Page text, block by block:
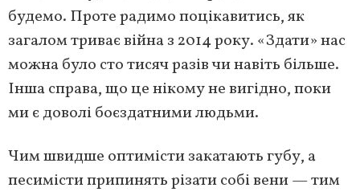
будемо. Проте радимо поцікавитись, як
загалом триває війна з 2014 року. «Здати» нас
можна було сто тисяч разів чи навіть більше.
Інша справа, що це нікому не вигідно, поки
ми є доволі боєздатними людьми.
Чим швидше оптимісти закатають губу, а
песимісти припинять різати собі вени — тим